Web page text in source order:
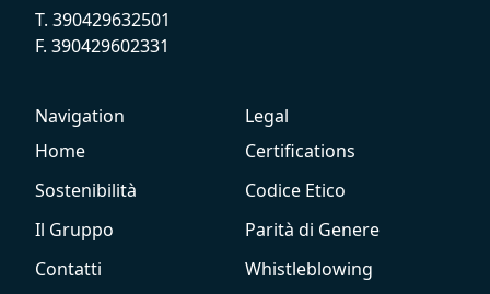
T. 390429632501
F. 390429602331
Navigation
Home
Sostenibilità
Il Gruppo
Contatti
Legal
Certifications
Codice Etico
Parità di Genere
Whistleblowing